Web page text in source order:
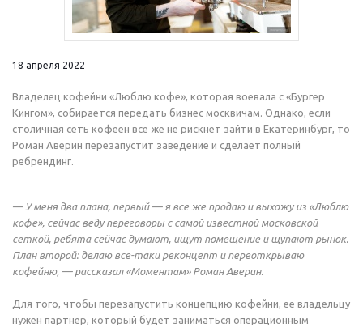
18 апреля 2022
Владелец кофейни «Люблю кофе», которая воевала с «Бургер
Кингом», собирается передать бизнес москвичам. Однако, если
столичная сеть кофеен все же не рискнет зайти в Екатеринбург, то
Роман Аверин перезапустит заведение и сделает полный
ребрендинг.
— У меня два плана, первый — я все же продаю и выхожу из «Люблю
кофе», сейчас веду переговоры с самой известной московской
сеткой, ребята сейчас думают, ищут помещение и щупают рынок.
План второй: делаю все-таки реконцепт и переоткрываю
кофейню, — рассказал «Моментам» Роман Аверин.
Для того, чтобы перезапустить концепцию кофейни, ее владельцу
нужен партнер, который будет заниматься операционным